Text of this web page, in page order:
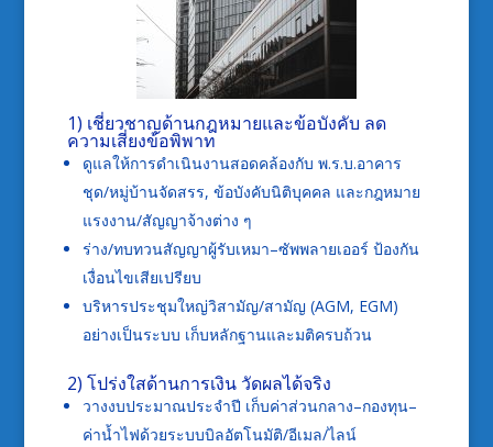
1) เชี่ยวชาญด้านกฎหมายและข้อบังคับ ลด
ความเสี่ยงข้อพิพาท
ดูแลให้การดำเนินงานสอดคล้องกับ พ.ร.บ.อาคาร
ชุด/หมู่บ้านจัดสรร, ข้อบังคับนิติบุคคล และกฎหมาย
แรงงาน/สัญญาจ้างต่าง ๆ
ร่าง/ทบทวนสัญญาผู้รับเหมา–ซัพพลายเออร์ ป้องกัน
เงื่อนไขเสียเปรียบ
บริหารประชุมใหญ่วิสามัญ/สามัญ (AGM, EGM)
อย่างเป็นระบบ เก็บหลักฐานและมติครบถ้วน
2) โปร่งใสด้านการเงิน วัดผลได้จริง
วางงบประมาณประจำปี เก็บค่าส่วนกลาง–กองทุน–
ค่าน้ำไฟด้วยระบบบิลอัตโนมัติ/อีเมล/ไลน์